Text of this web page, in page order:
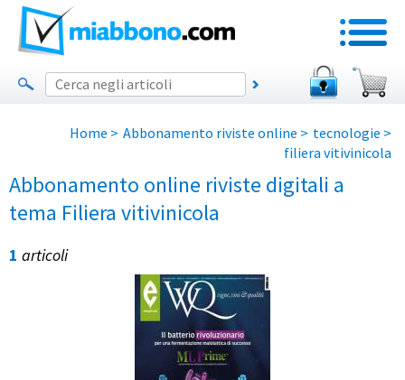
Home > Abbonamento riviste online > tecnologie >
filiera vitivinicola
Abbonamento online riviste digitali a
tema Filiera vitivinicola
1 articoli